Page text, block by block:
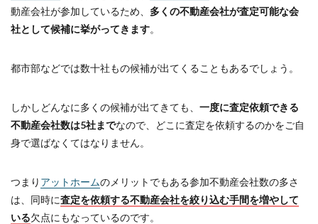
動産会社が参加しているため、 多くの不動産会社が査定可能な会
社として候補に挙がってきます。
都市部などでは数十社もの候補が出てくることもあるでしょう。
しかしどんなに多くの候補が出てきても、 一度に査定依頼できる
不動産会社数は5社までなので、どこに査定を依頼するのかをご自
身で選ばなくてはなりません。
つまり アットホームのメリットでもある参加不動産会社数の多さ
は、同時に査定を依頼する不動産会社を絞り込む手間を増やして
いる欠点にもなっているのです。